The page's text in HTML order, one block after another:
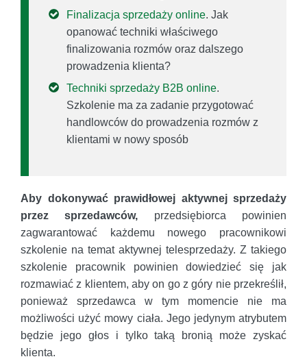
Finalizacja sprzedaży online. Jak
opanować techniki właściwego
finalizowania rozmów oraz dalszego
prowadzenia klienta?
Techniki sprzedaży B2B online.
Szkolenie ma za zadanie przygotować
handlowców do prowadzenia rozmów z
klientami w nowy sposób
Aby dokonywać prawidłowej aktywnej sprzedaży
przez sprzedawców, przedsiębiorca powinien
zagwarantować każdemu nowego pracownikowi
szkolenie na temat aktywnej telesprzedaży. Z takiego
szkolenie pracownik powinien dowiedzieć się jak
rozmawiać z klientem, aby on go z góry nie przekreślił,
ponieważ sprzedawca w tym momencie nie ma
możliwości użyć mowy ciała. Jego jedynym atrybutem
będzie jego głos i tylko taką bronią może zyskać
klienta.